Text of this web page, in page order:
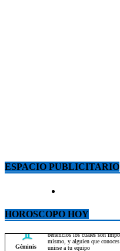
ESPACIO PUBLICITARIO
HOROSCOPO HOY